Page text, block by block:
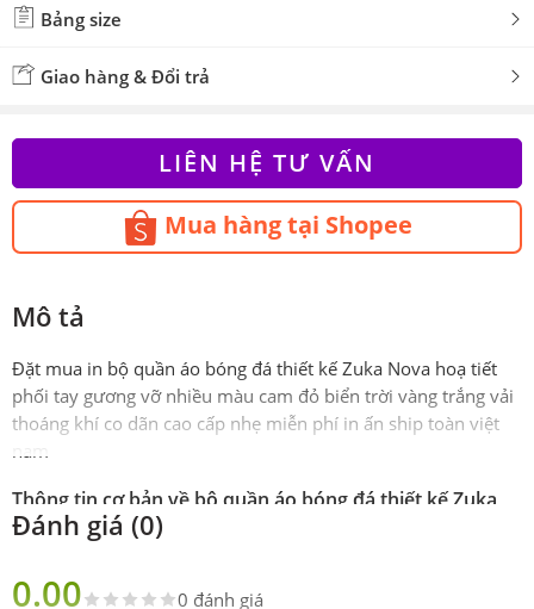
Bảng size
Giao hàng & Đổi trả
LIÊN HỆ TƯ VẤN
Mua hàng tại Shopee
Mô tả
Đặt mua in bộ quần áo bóng đá thiết kế Zuka Nova hoạ tiết
phối tay gương vỡ nhiều màu cam đỏ biển trời vàng trắng vải
thoáng khí co dãn cao cấp nhẹ miễn phí in ấn ship toàn việt
nam
Thông tin cơ bản về bộ quần áo bóng đá thiết kế Zuka
Nova hoạ tiết phối tay gương vỡ nhiều màu
bản
Đánh giá (0)
0.00 0 đánh giá